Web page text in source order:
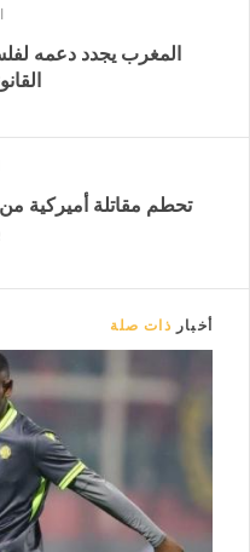
المغرب يجدد دعمه
أخبار ذات صلة